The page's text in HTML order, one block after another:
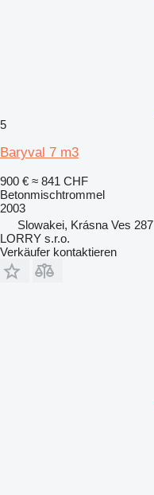
5
Baryval 7 m3
900 € ≈ 841 CHF
Betonmischtrommel
2003
Slowakei, Krásna Ves 287
LORRY s.r.o.
Verkäufer kontaktieren